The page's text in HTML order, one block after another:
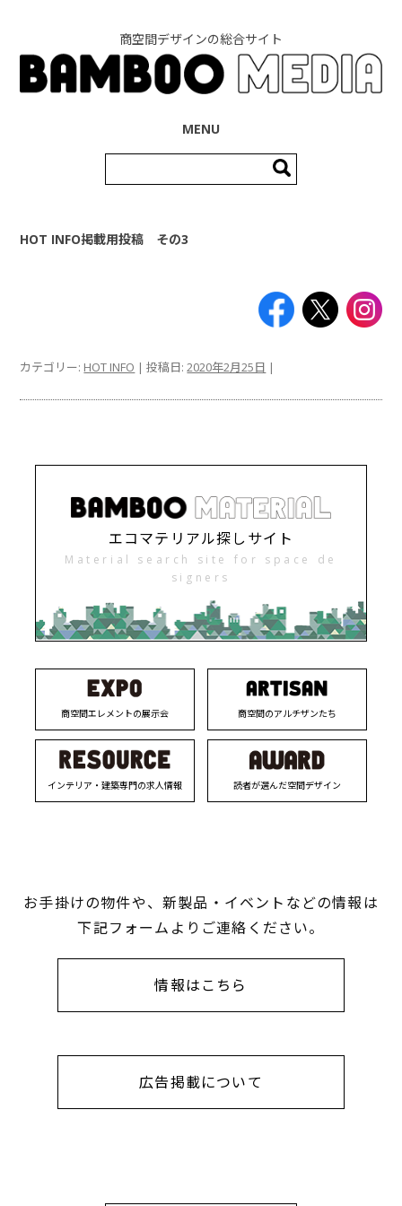
商空間デザインの総合サイト
MENU
索:
HOT INFO掲載用投稿 その3
カテゴリー: HOT INFO | 投稿日:2020年2月25日 |
エコマテリアル探しサイト
Material search site for space de
signers
商空間エレメントの展示会 商空間のアルチザンたち
インテリア・建築専門の求人情報 読者が選んだ空間デザイン
お手掛けの物件や、新製品・イベントなどの情報は
下記フォームよりご連絡ください。
情報はこちら
広告掲載について